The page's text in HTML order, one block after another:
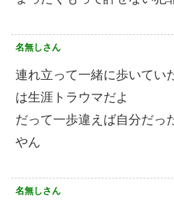
名無しさん
連れ立って一緒に歩いてい
は生涯トラウマだよ
だって一歩違えば自分だっ
やん
名無しさん